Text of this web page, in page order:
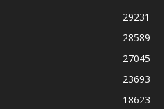
29231
28589
27045
23693
18623